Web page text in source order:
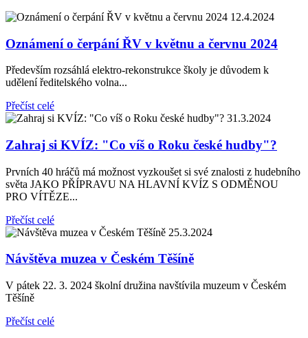
12.4.2024
Oznámení o čerpání ŘV v květnu a červnu 2024
Především rozsáhlá elektro-rekonstrukce školy je důvodem k
udělení ředitelského volna...
Přečíst celé
31.3.2024
Zahraj si KVÍZ: "Co víš o Roku české hudby"?
Prvních 40 hráčů má možnost vyzkoušet si své znalosti z hudebního
světa JAKO PŘÍPRAVU NA HLAVNÍ KVÍZ S ODMĚNOU
PRO VÍTĚZE...
Přečíst celé
25.3.2024
Návštěva muzea v Českém Těšíně
V pátek 22. 3. 2024 školní družina navštívila muzeum v Českém
Těšíně
Přečíst celé